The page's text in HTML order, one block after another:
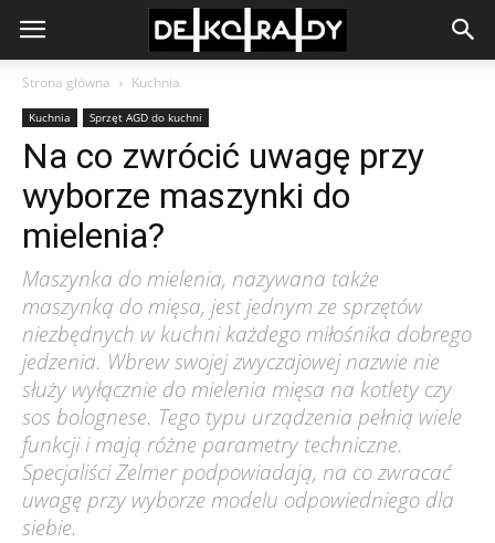
Strona główna Kuchnia
Kuchnia Sprzęt AGD do kuchni
Na co zwrócić uwagę przy
wyborze maszynki do
mielenia?
Maszynka do mielenia, nazywana także
maszynką do mięsa, jest jednym ze sprzętów
niezbędnych w kuchni każdego miłośnika dobrego
jedzenia. Wbrew swojej zwyczajowej nazwie nie
służy wyłącznie do mielenia mięsa na kotlety czy
sos bolognese. Tego typu urządzenia pełnią wiele
funkcji i mają różne parametry techniczne.
Specjaliści Zelmer podpowiadają, na co zwracać
uwagę przy wyborze modelu odpowiedniego dla
siebie.